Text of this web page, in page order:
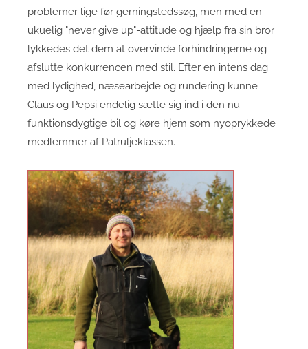
problemer lige før gerningstedssøg, men med en
ukuelig "never give up"-attitude og hjælp fra sin bror
lykkedes det dem at overvinde forhindringerne og
afslutte konkurrencen med stil. Efter en intens dag
med lydighed, næsearbejde og rundering kunne
Claus og Pepsi endelig sætte sig ind i den nu
funktionsdygtige bil og køre hjem som nyoprykkede
medlemmer af Patruljeklassen.